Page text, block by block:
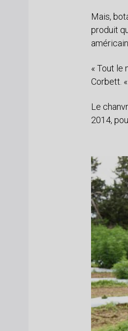
Mais,
produit
« Tout le
Corbett.
Le
2014,